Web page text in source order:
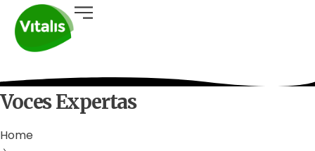
Voces Expertas
Home